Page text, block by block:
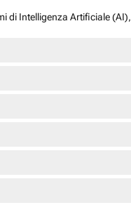
di Intelligenza Artificiale